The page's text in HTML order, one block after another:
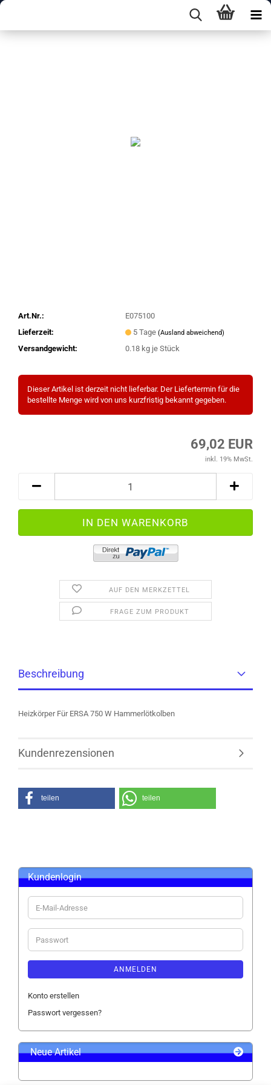
Art.Nr.:
E075100
Lieferzeit:
5 Tage (Ausland abweichend)
Versandgewicht: 0.18kg je Stück
Dieser Artikel ist derzeit nicht lieferbar. Der Liefertermin für die
bestellte Menge wird von uns kurzfristig bekannt gegeben.
69,02 EUR
inkl. 19% MwSt.
AUF DEN MERKZETTEL
FRAGE ZUM PRODUKT
Beschreibung
Heizkörper Für ERSA 750 W Hammerlötkolben
Kundenrezensionen
teilen teilen
Kundenlogin
E-
Mail-
Adresse
Passwort
ANMELDEN
Konto erstellen
Passwort vergessen?
Neue Artikel